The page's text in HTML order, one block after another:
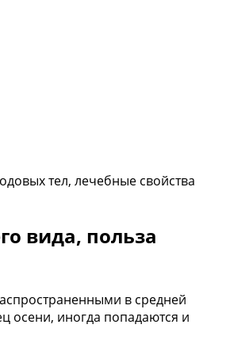
тел, лечебные свойства
вида, польза
в средней
осени, иногда попадаются и